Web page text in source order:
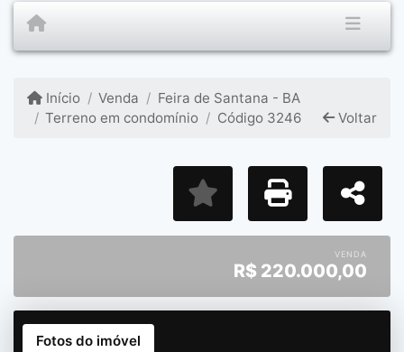
Início Venda
Feira de Santana - BA
Terreno em condomínio
Código 3246 Voltar
VENDA
R$ 220.000,00
Fotos do imóvel